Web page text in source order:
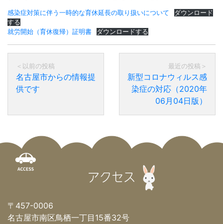
感染症対策に伴う一時的な育休延長の取り扱いについて
ダウンロード
する
就労開始（育休復帰）証明書
ダウンロードする
名古屋市からの情報提
供です
新型コロナウィルス感
染症の対応（2020年
06月04日版）
アクセス
〒457-0006
名古屋市南区鳥栖一丁目15番32号